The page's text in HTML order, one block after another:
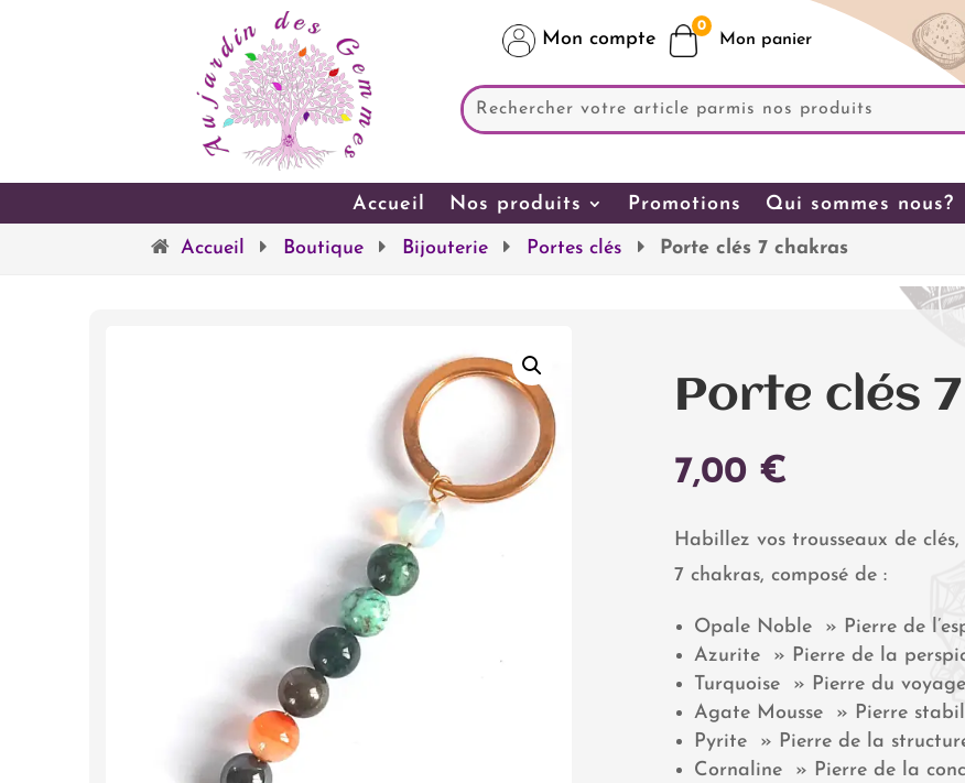
Mon compte
0
Accueil Nos produits Promotions Qui sommes nous?
Accueil Boutique Bijouterie Portes clés Porte clés 7 chakras
Porte clés
7,00 €
Habillez vos trousseaux de
7 chakras, composé de :
Opale Noble » Pierre de
Azurite » Pierre de la
Turquoise » Pierre du
Agate Mousse » Pierre
Pyrite » Pierre de la
Cornaline » Pierre de la